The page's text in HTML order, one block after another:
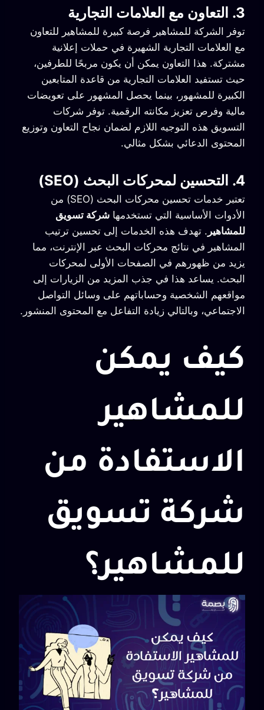
3. التعاون مع العلامات التجارية
توفر الشركة للمشاهير فرصة كبيرة للمشاهير للتعاون
مع العلامات التجارية الشهيرة في حملات إعلانية
مشتركة. هذا التعاون يمكن أن يكون مربحًا للطرفين،
حيث تستفيد العلامات التجارية من قاعدة المتابعين
الكبيرة للمشهور، بينما يحصل المشهور على تعويضات
مالية وفرص تعزيز مكانته الرقمية. توفر شركات
التسويق هذه التوجيه اللازم لضمان نجاح التعاون وتوزيع
المحتوى الدعائي بشكل مثالي.
4. التحسين لمحركات البحث (SEO)
تعتبر خدمات تحسين محركات البحث (SEO) من
الأدوات الأساسية التي تستخدمها شركة تسويق
للمشاهير . تهدف هذه الخدمات إلى تحسين ترتيب
المشاهير في نتائج محركات البحث عبر الإنترنت، مما
يزيد من ظهورهم في الصفحات الأولى لمحركات
البحث. يساعد هذا في جذب المزيد من الزيارات إلى
مواقعهم الشخصية وحساباتهم على وسائل التواصل
الاجتماعي، وبالتالي زيادة التفاعل مع المحتوى المنشور.
كيف يمكن
للمشاهير
الاستفادة من
شركة تسويق
للمشاهير؟